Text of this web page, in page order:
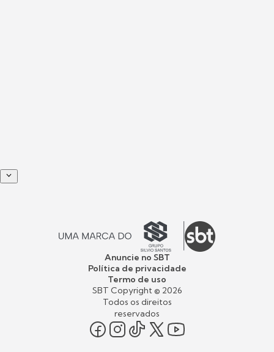
Anuncie no SBT
Política de privacidade
Termo de uso
SBT Copyright © 2026
Todos os direitos
reservados